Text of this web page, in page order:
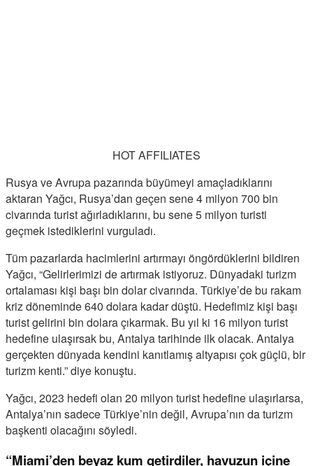
HOT AFFILIATES
Rusya ve Avrupa pazarında büyümeyi amaçladıklarını
aktaran Yağcı, Rusya’dan geçen sene 4 milyon 700 bin
civarında turist ağırladıklarını, bu sene 5 milyon turisti
geçmek istediklerini vurguladı.
Tüm pazarlarda hacimlerini artırmayı öngördüklerini bildiren
Yağcı, “Gelirlerimizi de artırmak istiyoruz. Dünyadaki turizm
ortalaması kişi başı bin dolar civarında. Türkiye’de bu rakam
kriz döneminde 640 dolara kadar düştü. Hedefimiz kişi başı
turist gelirini bin dolara çıkarmak. Bu yıl ki 16 milyon turist
hedefine ulaşırsak bu, Antalya tarihinde ilk olacak. Antalya
gerçekten dünyada kendini kanıtlamış altyapısı çok güçlü, bir
turizm kenti.” diye konuştu.
Yağcı, 2023 hedefi olan 20 milyon turist hedefine ulaşırlarsa,
Antalya’nın sadece Türkiye’nin değil, Avrupa’nın da turizm
başkenti olacağını söyledi.
“Miami’den beyaz kum getirdiler, havuzun içine